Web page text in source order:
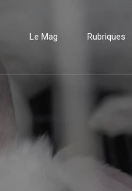
Le Mag Rubriques